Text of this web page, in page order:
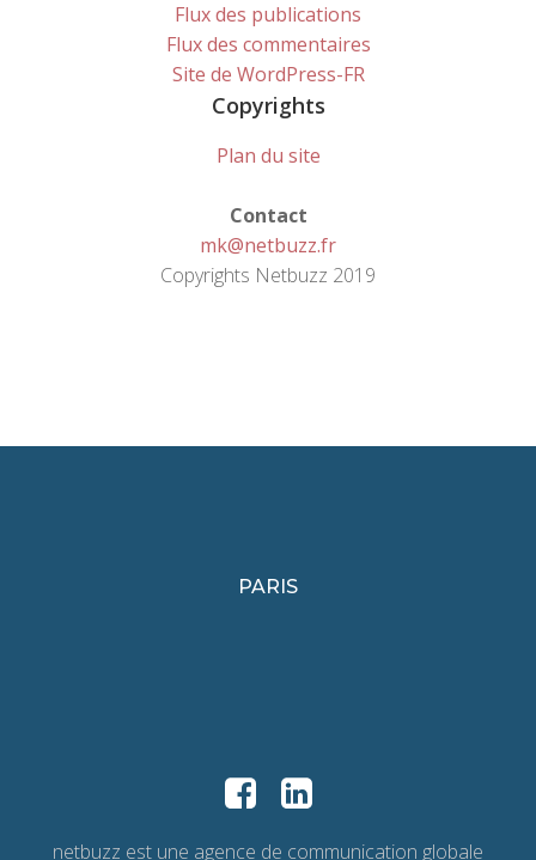
Flux des publications
Flux des commentaires
Site de WordPress-FR
Copyrights
Plan du site
Contact
mk@netbuzz.fr
Copyrights Netbuzz 2019
PARIS
netbuzz est une agence de communication globale